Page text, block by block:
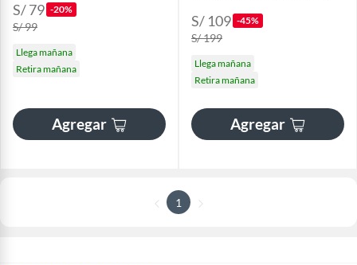
S/ 79 -20%
S/ 99
Llega mañana
Retira mañana
Agregar
S/ 109 -45%
S/ 199
Llega mañana
Retira mañana
Agregar
1